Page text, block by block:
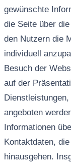
gewünschte
die Seite über
den Nutzern die
individuell
Besuch der
auf der
angeboten
Informationen
Kontaktdaten,
hinausgehen.